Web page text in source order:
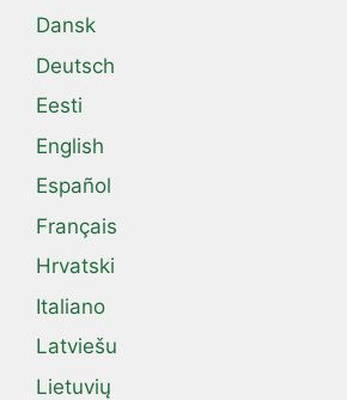
Dansk
Deutsch
Eesti
English
Español
Français
Hrvatski
Italiano
Latviešu
Lietuvių